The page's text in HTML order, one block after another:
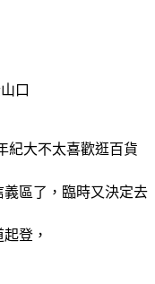
口
紀大不太喜歡逛百貨
區了，臨時又決定去
登，